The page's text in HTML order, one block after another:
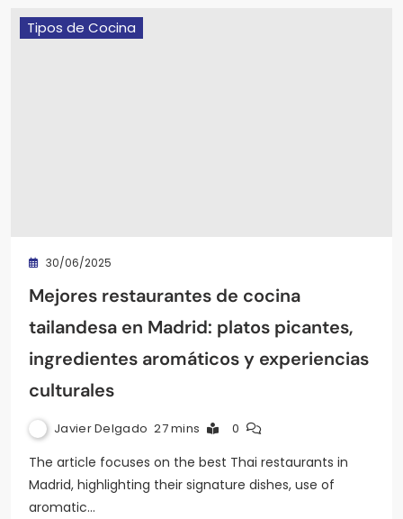
Tipos de Cocina
30/06/2025
Mejores restaurantes de cocina
tailandesa en Madrid: platos picantes,
ingredientes aromáticos y experiencias
culturales
Javier Delgado 27 mins 0
The article focuses on the best Thai restaurants in
Madrid, highlighting their signature dishes, use of
aromatic…